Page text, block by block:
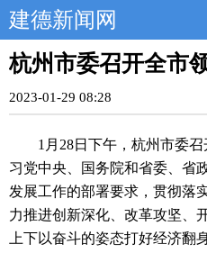
建德新闻网
杭州市委召开全市
2023-01-29 08:28
1月28日下午，杭州市委
习党中央、国务院和省委、省
发展工作的部署要求，贯彻落
力推进创新深化、改革攻坚、
上下以奋斗的姿态打好经济翻